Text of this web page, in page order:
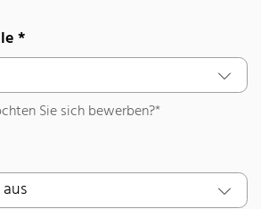
*
Sie sich bewerben?*